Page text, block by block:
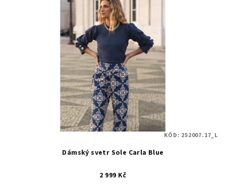
Dámský svetr Sole Carla Blue
2 999 Kč
KÓD: 252007.17_L